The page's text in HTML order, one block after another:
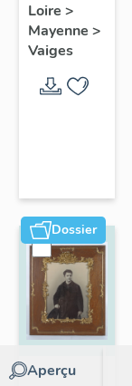
de la
chapelle
funéraire
de la
Loire >
Mayenne >
Vaiges
Dossier
Aperçu